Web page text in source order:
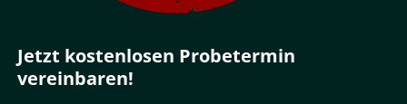
Jetzt kostenlosen Probetermin
vereinbaren!